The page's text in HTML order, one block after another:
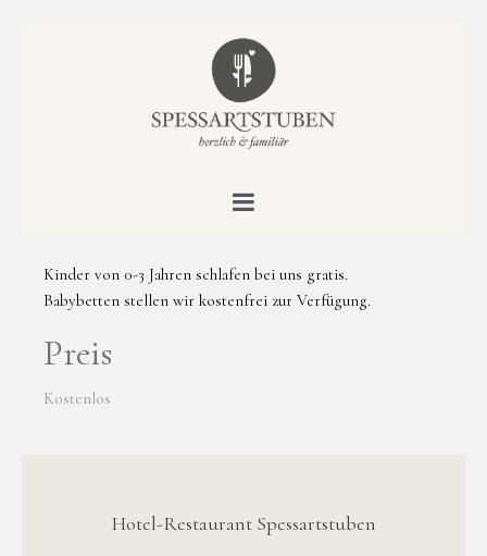
Kinder von 0-3 Jahren schlafen bei uns gratis.
Babybetten stellen wir kostenfrei zur Verfügung.
Preis
Kostenlos
Hotel-Restaurant Spessartstuben